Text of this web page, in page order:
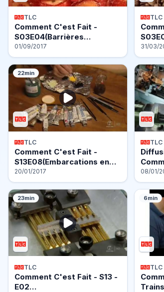
TLC
Comment C'est Fait -
S03E04(Barrières…
01/09/2017
TLC
31/03/
22min
TLC
Comment C'est Fait -
S13E08(Embarcations en…
20/01/2017
TLC
08/01/
23min
TLC
Comment C'est Fait - S13 -
E02…
6min
TLC